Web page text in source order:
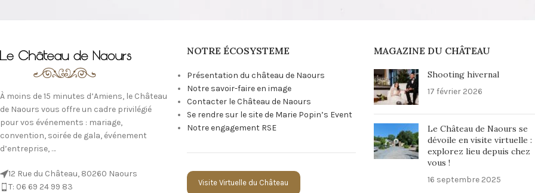
À moins de 15 minutes d’Amiens, le Château
de Naours vous offre un cadre privilégié
pour vos événements : mariage,
convention, soirée de gala, événement
d’entreprise, …
12 Rue du Château, 80260 Naours
T: 06 69 24 99 83
NOTRE ÉCOSYSTEME
Présentation du château de Naours
Notre savoir-faire en image
Contacter le Château de Naours
Se rendre sur le site de Marie Popin’s Event
Notre engagement RSE
Visite Virtuelle du Château
MAGAZINE DU CHÂTEAU
Shooting hivernal
17 février 2026
Le Château de Naours se
dévoile en visite virtuelle :
explorez lieu depuis chez
vous !
16 septembre 2025